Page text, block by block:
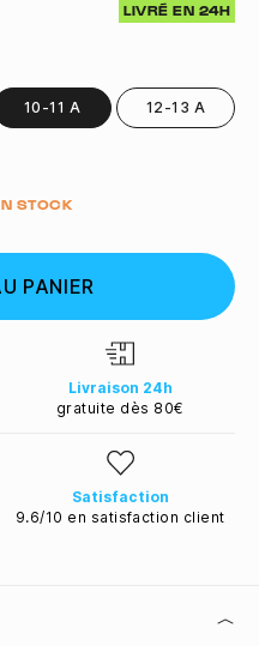
LIVRÉ EN 24H
10-11 A 12-13 A
STOCK
PANIER
Livraison 24h
gratuite dès 80€
Satisfaction
9.6/10 en satisfaction client